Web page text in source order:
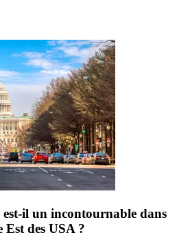
il un incontournable dans
des USA ?